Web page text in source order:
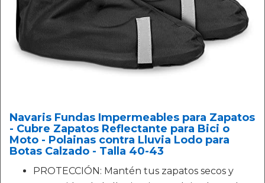
Navaris Fundas Impermeables para Zapatos
- Cubre Zapatos Reflectante para Bici o
Moto - Polainas contra Lluvia Lodo para
Botas Calzado - Talla 40-43
PROTECCIÓN: Mantén tus zapatos secos y